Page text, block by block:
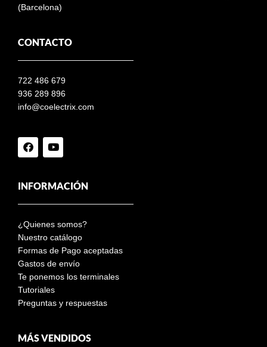
(Barcelona)
CONTACTO
722 486 679
936 289 896
info@coelectrix.com
INFORMACIÓN
¿Quienes somos?
Nuestro catálogo
Formas de Pago aceptadas
Gastos de envío
Te ponemos los terminales
Tutoriales
Preguntas y respuestas
MÁS VENDIDOS